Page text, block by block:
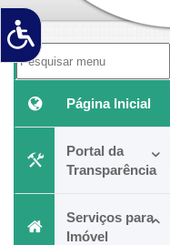
Página Inicial
Portal da
Transparência
Serviços para
Imóvel